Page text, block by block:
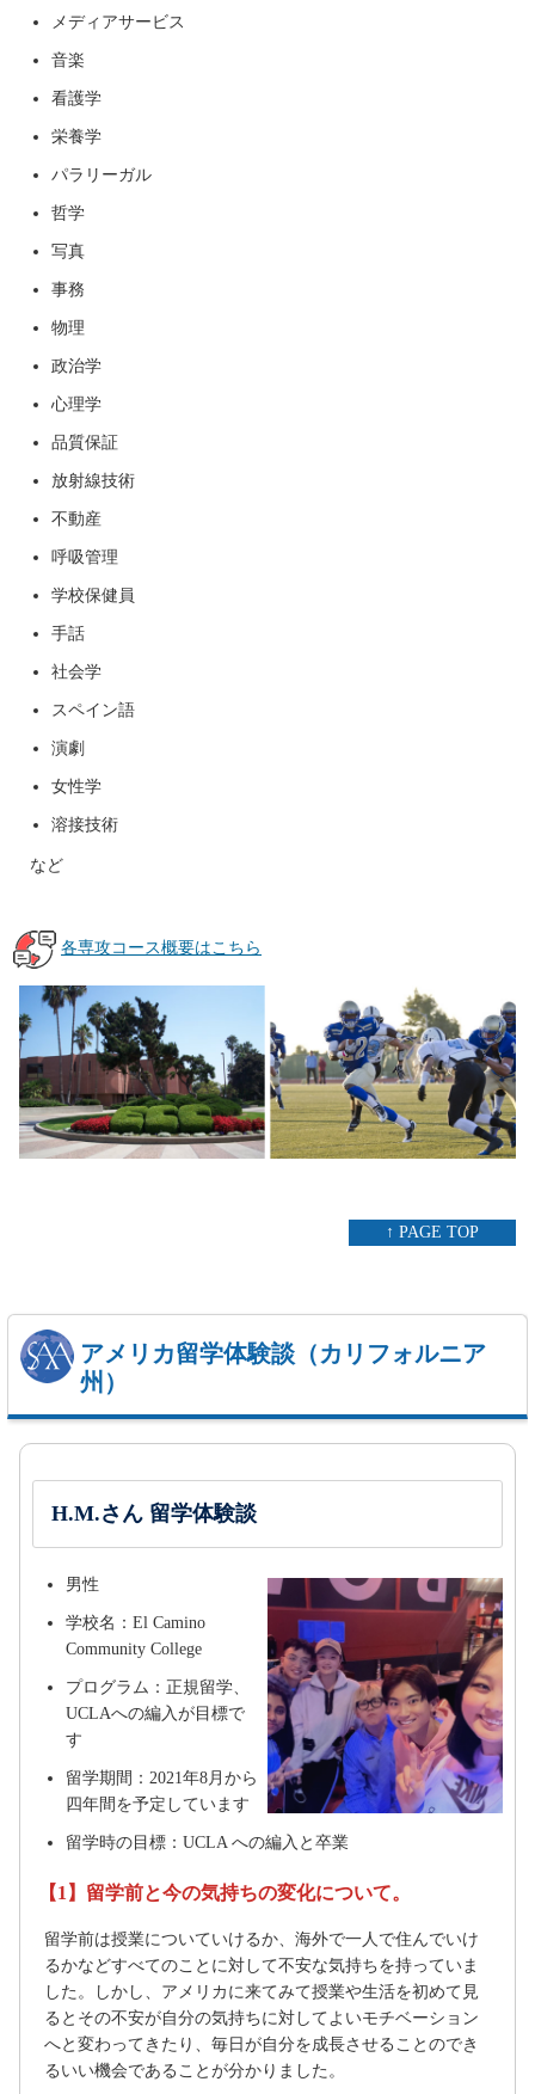
メディアサービス
音楽
看護学
栄養学
パラリーガル
哲学
写真
事務
物理
政治学
心理学
品質保証
放射線技術
不動産
呼吸管理
学校保健員
手話
社会学
スペイン語
演劇
女性学
溶接技術
など
各専攻コース概要はこちら
↑ PAGE TOP
アメリカ留学体験談（カリフォルニア
州）
H.M.さん 留学体験談
男性
学校名：El Camino
Community College
プログラム：正規留学、
UCLAへの編入が目標で
す
留学期間：2021年8月から
四年間を予定しています
留学時の目標：UCLA への編入と卒業
【1】留学前と今の気持ちの変化について。
留学前は授業についていけるか、海外で一人で住んでいけ
るかなどすべてのことに対して不安な気持ちを持っていま
した。しかし、アメリカに来てみて授業や生活を初めて見
るとその不安が自分の気持ちに対してよいモチベーション
へと変わってきたり、毎日が自分を成長させることのでき
るいい機会であることが分かりました。